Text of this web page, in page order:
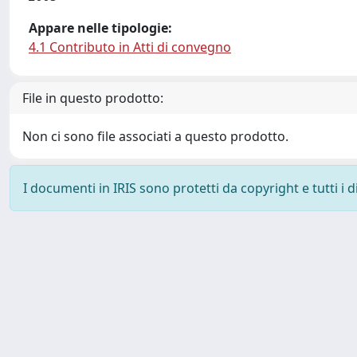
Appare nelle tipologie:
4.1 Contributo in Atti di convegno
File in questo prodotto:
Non ci sono file associati a questo prodotto.
I documenti in IRIS sono protetti da copyright e tutti i